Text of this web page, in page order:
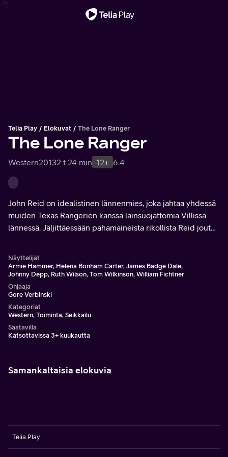
Telia Play Elokuvat The Lone Ranger
The Lone Ranger
Western20132 t 24 min 12+ 6.4
John Reid on idealistinen lännenmies, joka jahtaa yhdessä
muiden Texas Rangerien kanssa lainsuojattomia Villissä
lännessä. Jäljittäessään pahamaineista rikollista Reid joutuu
Näyttelijät
Armie Hammer, Helena Bonham Carter, James Badge Dale,
Johnny Depp, Ruth Wilson, Tom Wilkinson, William Fichtner
Ohjaaja
Gore Verbinski
Kategoriat
Western, Toiminta, Seikkailu
Saatavilla
Katsottavissa 3+ kuukautta
Samankaltaisia elokuvia
Telia Play